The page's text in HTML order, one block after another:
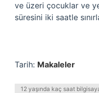
ve üzeri çocuklar ve
süresini iki saatle
Tarih: Makaleler
12 yaşında kaç saat